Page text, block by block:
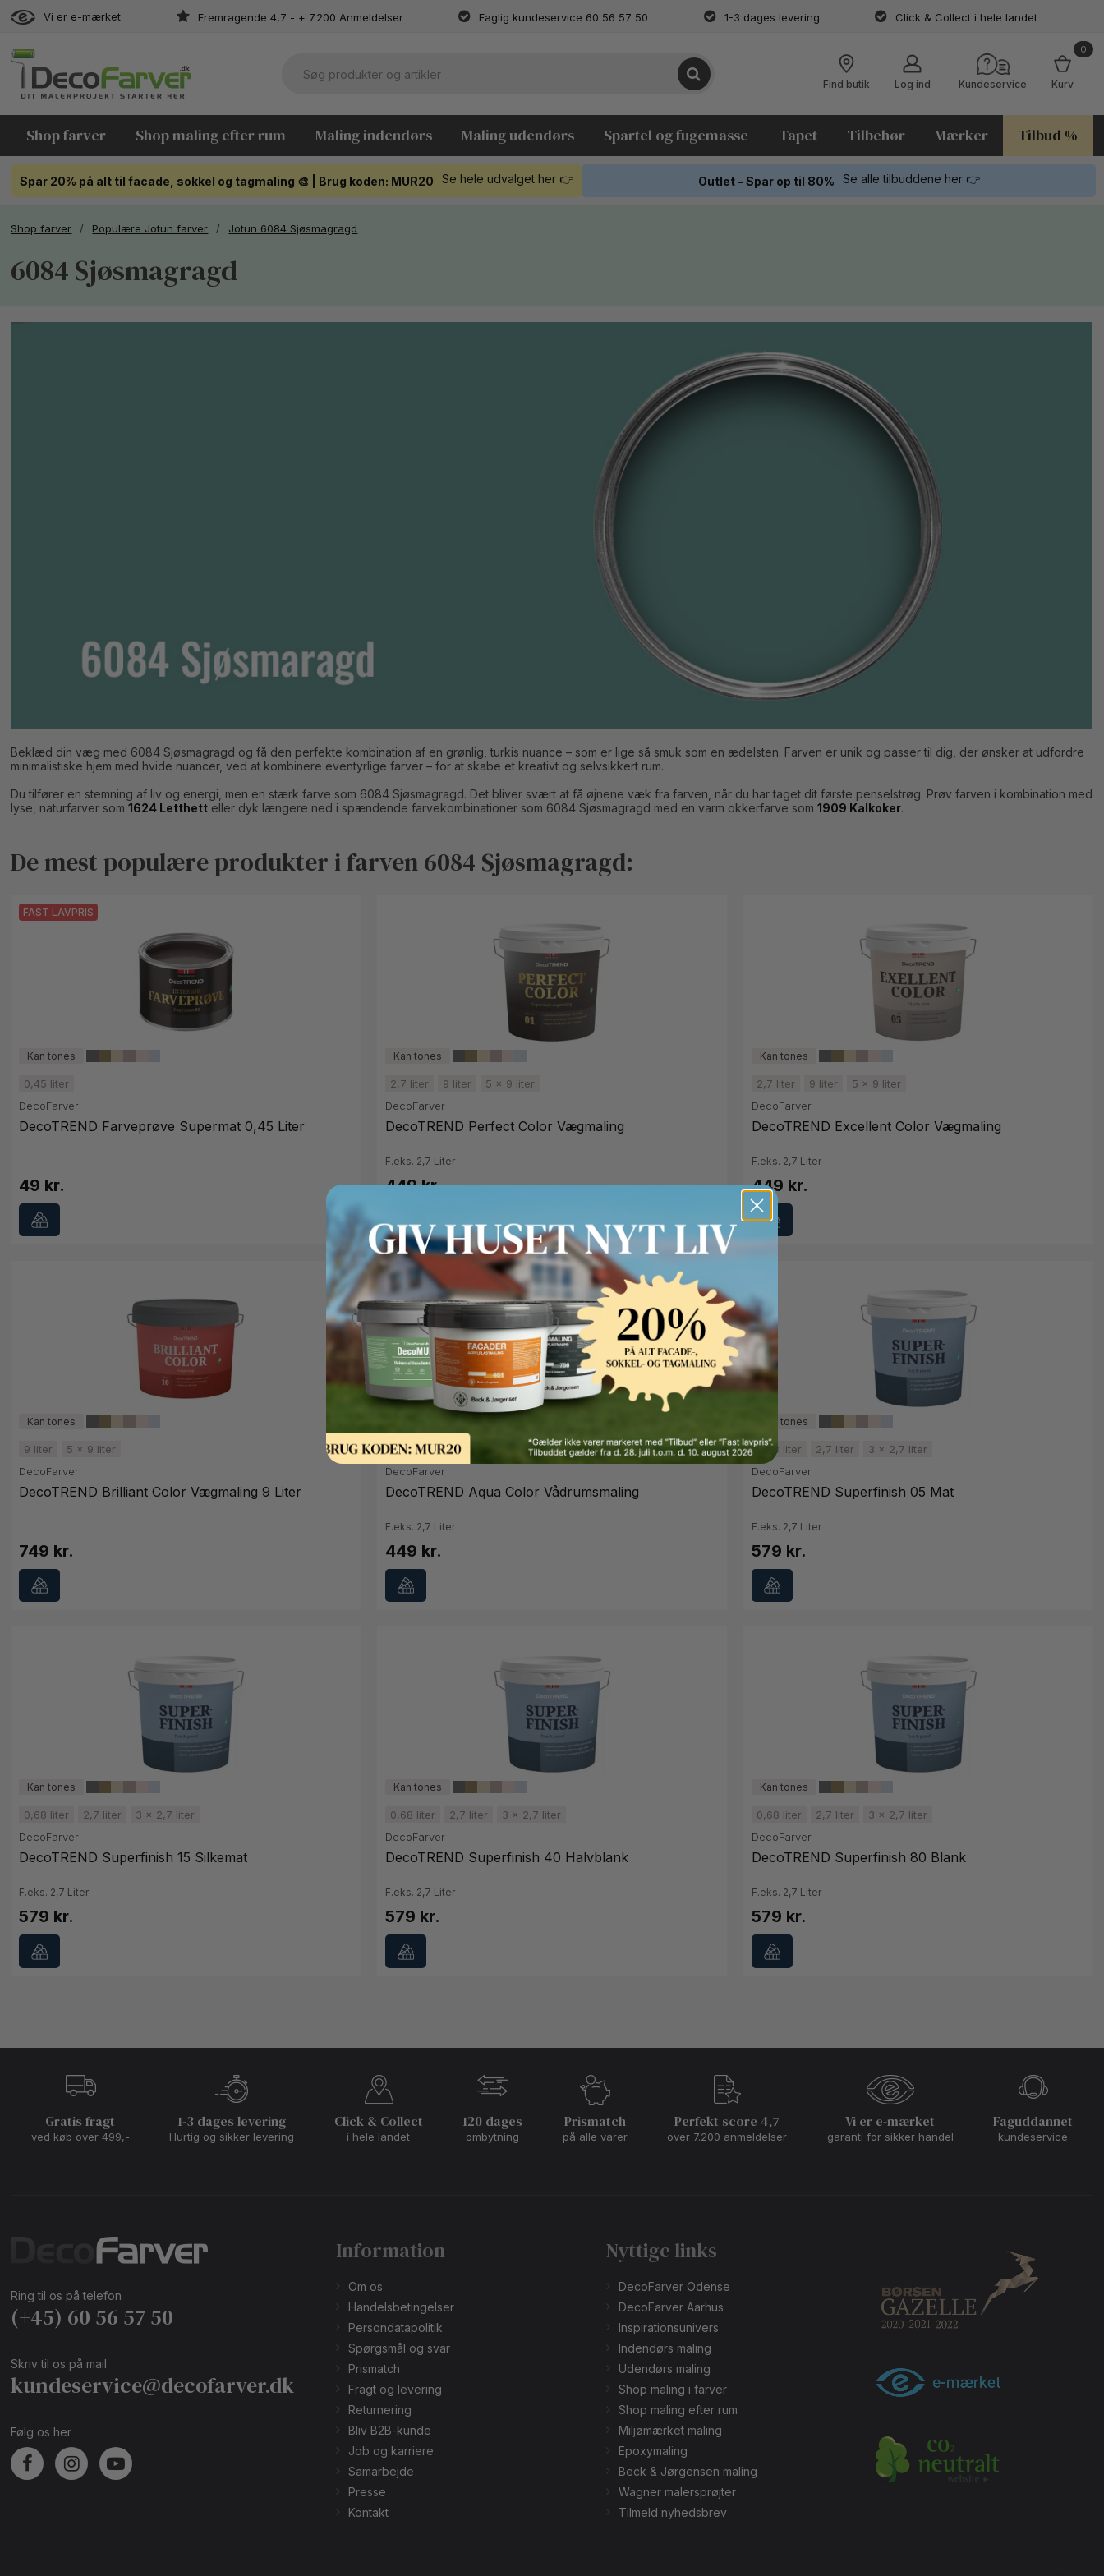
Vi er e-mærket Fremragende 4,7 - + 7.200 Anmeldelser Faglig kundeservice 60 56 57 50 1-3 dages levering Click & Collect i hele landet
Find butik Log ind Kundeservice
0
Kurv
Shop farver Shop maling efter rum Maling indendørs Maling udendørs Spartel og fugemasse Tapet Tilbehør Mærker Tilbud %
Spar 20% på alt til facade, sokkel og tagmaling 🎨 | Brug koden: MUR20 Se hele udvalget her 👉 Outlet - Spar op til 80% Se alle tilbuddene her 👉
Shop farver / Populære Jotun farver / Jotun 6084 Sjøsmagragd
6084 Sjøsmagragd
Beklæd din væg med 6084 Sjøsmagragd og få den perfekte kombination af en grønlig, turkis nuance – som er lige så smuk som en ædelsten. Farven er unik og passer til dig, der ønsker at udfordre
minimalistiske hjem med hvide nuancer, ved at kombinere eventyrlige farver – for at skabe et kreativt og selvsikkert rum.
Du tilfører en stemning af liv og energi, men en stærk farve som 6084 Sjøsmagragd. Det bliver svært at få øjnene væk fra farven, når du har taget dit første penselstrøg. Prøv farven i kombination med
lyse, naturfarver som1624 Letthett eller dyk længere ned i spændende farvekombinationer som 6084 Sjøsmagragd med en varm okkerfarve som1909 Kalkoker.
De mest populære produkter i farven 6084 Sjøsmagragd:
FAST LAVPRIS
0,45 liter
DecoFarver
DecoTREND Farveprøve Supermat 0,45 Liter
49 kr.
2,7 liter 9 liter
5 x 9 liter
DecoFarver
DecoTREND Perfect Color Vægmaling
F.eks. 2,7 Liter
449 kr.
2,7 liter 9 liter
5 x 9 liter
DecoFarver
DecoTREND Excellent Color Vægmaling
F.eks. 2,7 Liter
449 kr.
9 liter
5 x 9 liter
DecoFarver
DecoTREND Brilliant Color Vægmaling 9 Liter
749 kr.
2,7 liter 9 liter
5 x 9 liter
DecoFarver
DecoTREND Aqua Color Vådrumsmaling
F.eks. 2,7 Liter
449 kr.
0,68 liter 2,7 liter
3 x 2,7 liter
DecoFarver
DecoTREND Superfinish 05 Mat
F.eks. 2,7 Liter
579 kr.
0,68 liter 2,7 liter
3 x 2,7 liter
DecoFarver
DecoTREND Superfinish 15 Silkemat
F.eks. 2,7 Liter
579 kr.
0,68 liter 2,7 liter
3 x 2,7 liter
DecoFarver
DecoTREND Superfinish 40 Halvblank
F.eks. 2,7 Liter
579 kr.
0,68 liter 2,7 liter
3 x 2,7 liter
DecoFarver
DecoTREND Superfinish 80 Blank
F.eks. 2,7 Liter
579 kr.
Gratis fragt
ved køb over 499,-
1-3 dages levering
Hurtig og sikker levering
Click & Collect
i hele landet
120 dages
ombytning
Prismatch
på alle varer
Perfekt score 4,7
over 7.200 anmeldelser
Vi er e-mærket
garanti for sikker handel
Faguddannet
kundeservice
Ring til os på telefon
(+45) 60 56 57 50
Skriv til os på mail
kundeservice@decofarver.dk
Følg os her
Information
Om os
Handelsbetingelser
Persondatapolitik
Spørgsmål og svar
Prismatch
Fragt og levering
Returnering
Bliv B2B-kunde
Job og karriere
Samarbejde
Presse
Kontakt
Nyttige links
DecoFarver Odense
DecoFarver Aarhus
Inspirationsunivers
Indendørs maling
Udendørs maling
Shop maling i farver
Shop maling efter rum
Miljømærket maling
Epoxymaling
Beck & Jørgensen maling
Wagner malersprøjter
Tilmeld nyhedsbrev